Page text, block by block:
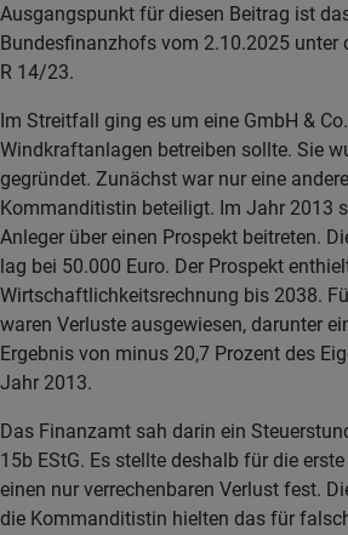
Ausgangspunkt für diesen Beitrag ist
Bundesfinanzhofs vom 2.10.2025 unter
R 14/23.
Im Streitfall ging es um eine GmbH &
Windkraftanlagen betreiben sollte. Sie
gegründet. Zunächst war nur eine
Kommanditistin beteiligt. Im Jahr 2013
Anleger über einen Prospekt beitreten.
lag bei 50.000 Euro. Der Prospekt
Wirtschaftlichkeitsrechnung bis 2038.
waren Verluste ausgewiesen, darunter
Ergebnis von minus 20,7 Prozent des
Jahr 2013.
Das Finanzamt sah darin ein
15b EStG. Es stellte deshalb für die
einen nur verrechenbaren Verlust fest.
die Kommanditistin hielten das für